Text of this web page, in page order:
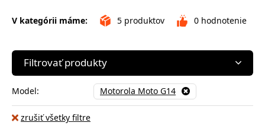
V kategórii máme: 5 produktov 0 hodnotenie
Filtrovať produkty
Model: Motorola Moto G14
zrušiť všetky filtre